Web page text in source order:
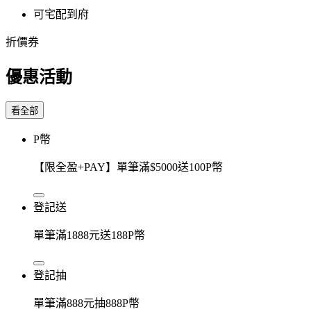
可宅配到府
折價券
優惠活動
看全部
P幣
【限全盈+PAY】單筆滿$5000送100P幣
登記送
單筆滿1888元送188P幣
登記抽
單筆滿888元抽888P幣